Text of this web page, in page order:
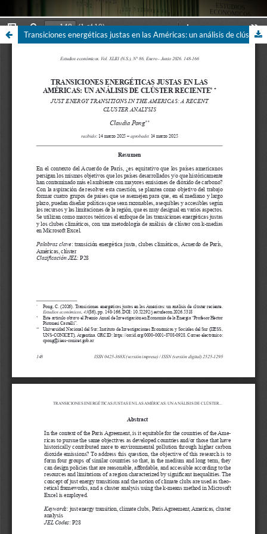
Transiciones energéticas justas en las Américas: un análisis de clúster reciente